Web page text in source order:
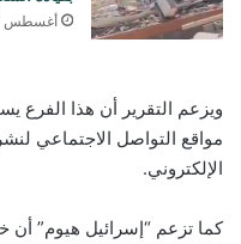
أغسطس 7, 2026
ويزعم التقرير أن هذا
مواقع التواصل الاجتماعي
الإلكتروني.
كما تزعم “إسرائيل هيوم” أن